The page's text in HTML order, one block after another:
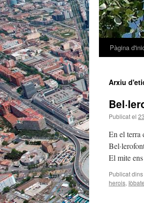
Vés
contingut
Pàgina
Arxiu
Publicat el
En el terra
El mite
Publicat
herois,